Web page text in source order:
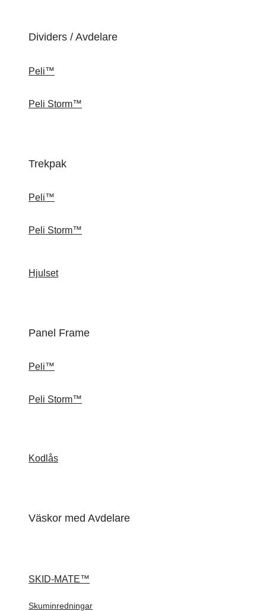
Dividers / Avdelare
Peli™
Peli Storm™
Trekpak
Peli™
Peli Storm™
Hjulset
Panel Frame
Peli™
Peli Storm™
Kodlås
Väskor med Avdelare
SKID-MATE™
Skuminredningar